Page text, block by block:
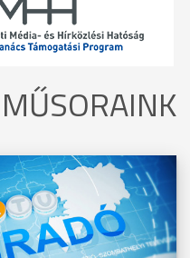
MŰSORAINK